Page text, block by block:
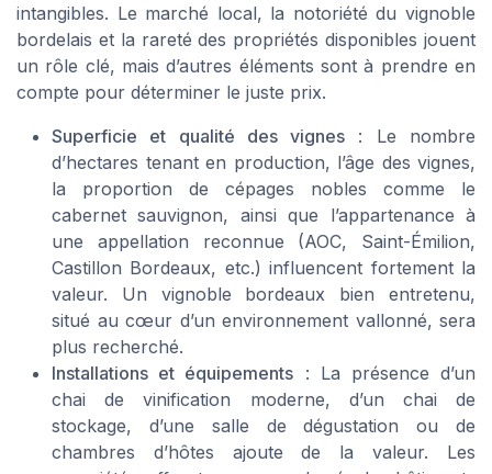
intangibles. Le marché local, la notoriété du vignoble
bordelais et la rareté des propriétés disponibles jouent
un rôle clé, mais d’autres éléments sont à prendre en
compte pour déterminer le juste prix.
Superficie et qualité des vignes : Le nombre
d’hectares tenant en production, l’âge des vignes,
la proportion de cépages nobles comme le
cabernet sauvignon, ainsi que l’appartenance à
une appellation reconnue (AOC, Saint-Émilion,
Castillon Bordeaux, etc.) influencent fortement la
valeur. Un vignoble bordeaux bien entretenu,
situé au cœur d’un environnement vallonné, sera
plus recherché.
Installations et équipements : La présence d’un
chai de vinification moderne, d’un chai de
stockage, d’une salle de dégustation ou de
chambres d’hôtes ajoute de la valeur. Les